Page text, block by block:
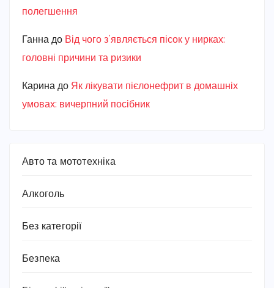
полегшення
Ганна до Від чого з’являється пісок у нирках:
головні причини та ризики
Карина до Як лікувати пієлонефрит в домашніх
умовах: вичерпний посібник
Авто та мототехніка
Алкоголь
Без категорії
Безпека